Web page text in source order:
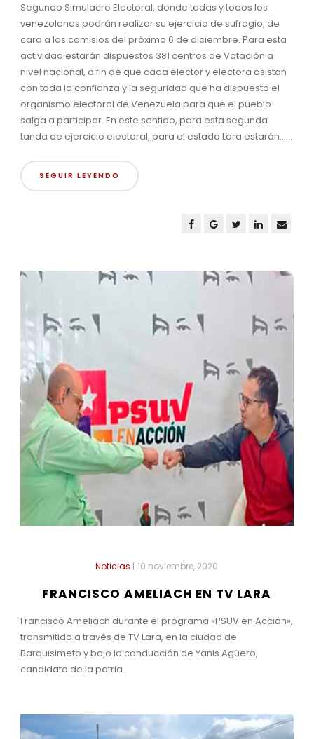
Segundo Simulacro Electoral, donde todas y todos los
venezolanos podrán realizar su ejercicio de sufragio, de
cara a los comisios del próximo 6 de diciembre. Para esta
actividad estarán dispuestos 381 centros de Votación a
nivel nacional, a fin de que cada elector y electora asistan
con toda la confianza y la seguridad que ha dispuesto el
organismo electoral de Venezuela para que el pueblo
salga a participar. En este sentido, para esta segunda
tanda de ejercicio electoral, para el estado Lara estarán......
SEGUIR LEYENDO
Noticias | 10 noviembre, 2020
FRANCISCO AMELIACH EN TV LARA
Francisco Ameliach durante el programa «PSUV en Acción»,
transmitido a través de TV Lara, en la ciudad de
Barquisimeto y bajo la conducción de Yanis Agüero,
candidato de la patria...